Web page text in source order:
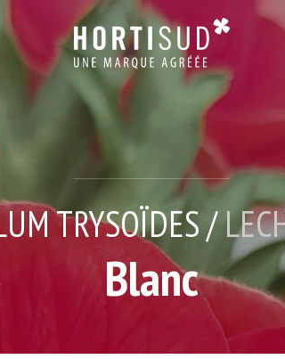
TRYSOÏDES /
Blanc